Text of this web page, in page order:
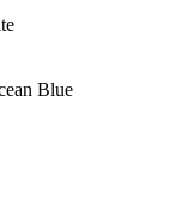
Blue